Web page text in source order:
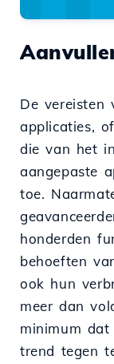
De vereisten
applicaties,
die van het
aangepaste
toe.
honderden
behoeften
ook hun
meer dan
minimum
trend tegen